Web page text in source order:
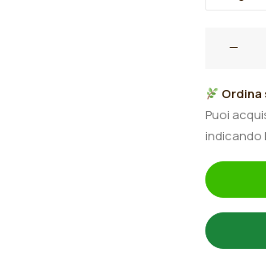
Nora"
quantità
Puoi
indicando